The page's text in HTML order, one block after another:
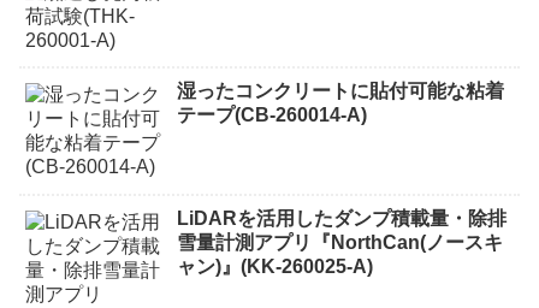
湿ったコンクリートに貼付可能な粘着
テープ(CB-260014-A)
LiDARを活用したダンプ積載量・除排
雪量計測アプリ『NorthCan(ノースキ
ャン)』(KK-260025-A)